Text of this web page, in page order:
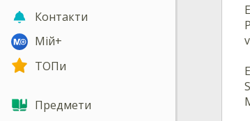
Контакти
Мій+
ТОПи
Предмети